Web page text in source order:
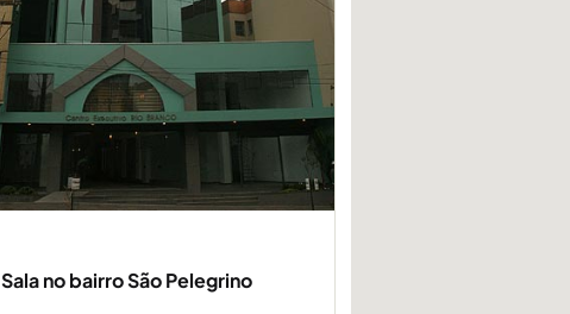
Sala no bairro São Pelegrino